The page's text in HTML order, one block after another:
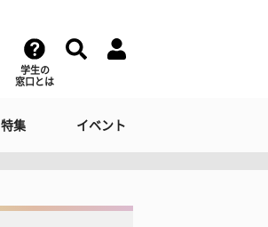
学生の
窓口とは
特集 イベント